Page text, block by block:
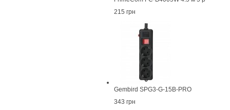
215 грн
Gembird SPG3-G-15B-PRO
343 грн